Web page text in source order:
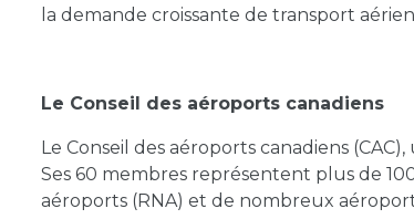
la demande croissante de transport
Le Conseil des aéroports canadiens
Le Conseil des aéroports canadiens
Ses 60 membres représentent plus de
aéroports (RNA) et de nombreux